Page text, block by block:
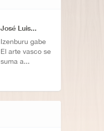
José Luis...
Izenburu gabe
El arte vasco se
suma a...